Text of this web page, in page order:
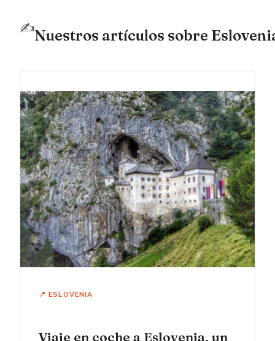
✍️Nuestros artículos sobre
📍 ESLOVENIA
Viaje en coche a Eslovenia, un